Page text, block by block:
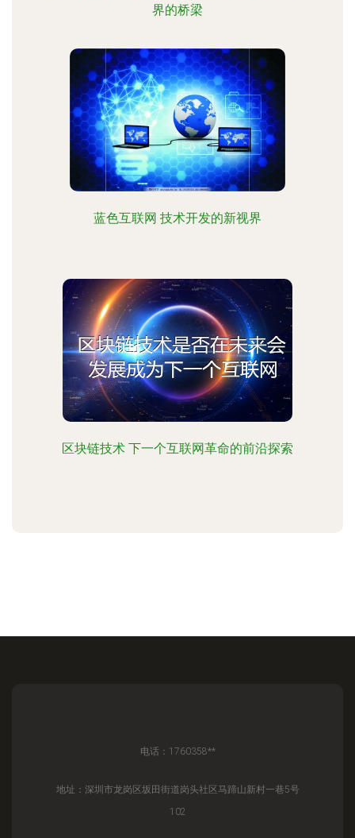
界的桥梁
蓝色互联网 技术开发的新视界
区块链技术 下一个互联网革命的前沿探索
电话：1760358**
地址：深圳市龙岗区坂田街道岗头社区马蹄山新村一巷5号
102